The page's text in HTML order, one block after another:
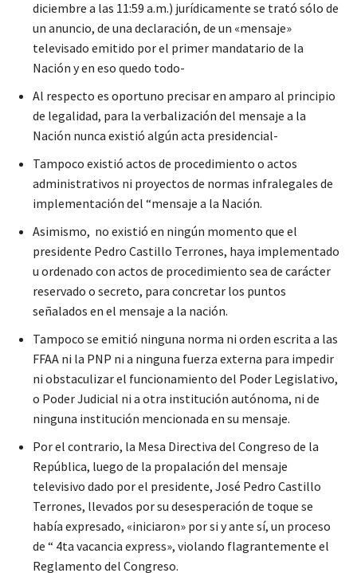
diciembre a las 11:59 a.m.) jurídicamente se trató sólo de
un anuncio, de una declaración, de un «mensaje»
televisado emitido por el primer mandatario de la
Nación y en eso quedo todo-
Al respecto es oportuno precisar en amparo al principio
de legalidad, para la verbalización del mensaje a la
Nación nunca existió algún acta presidencial-
Tampoco existió actos de procedimiento o actos
administrativos ni proyectos de normas infralegales de
implementación del “mensaje a la Nación.
Asimismo, no existió en ningún momento que el
presidente Pedro Castillo Terrones, haya implementado
u ordenado con actos de procedimiento sea de carácter
reservado o secreto, para concretar los puntos
señalados en el mensaje a la nación.
Tampoco se emitió ninguna norma ni orden escrita a las
FFAA ni la PNP ni a ninguna fuerza externa para impedir
ni obstaculizar el funcionamiento del Poder Legislativo,
o Poder Judicial ni a otra institución autónoma, ni de
ninguna institución mencionada en su mensaje.
Por el contrario, la Mesa Directiva del Congreso de la
República, luego de la propalación del mensaje
televisivo dado por el presidente, José Pedro Castillo
Terrones, llevados por su desesperación de toque se
había expresado, «iniciaron» por si y ante sí, un proceso
de “ 4ta vacancia express», violando flagrantemente el
Reglamento del Congreso.